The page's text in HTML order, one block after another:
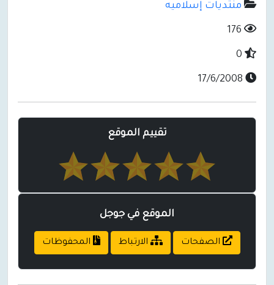
منتديات إسلاميه
تقييم الموقع
الموقع في جوجل
الصفحات الارتباط المحفوظات